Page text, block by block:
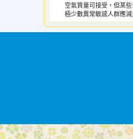
空氣質量可接受，但某
極少數異常敏感人群應